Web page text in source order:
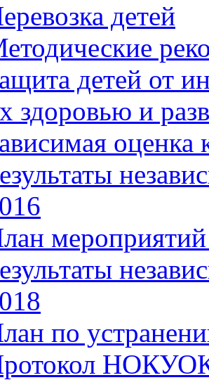
детей
детей от
здоровью и
оценка
по